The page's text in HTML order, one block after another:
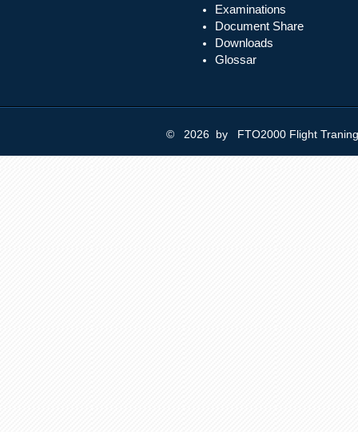
Examinations
Document Share
Downloads
Glossar
© 2026 by FTO2000 Flight